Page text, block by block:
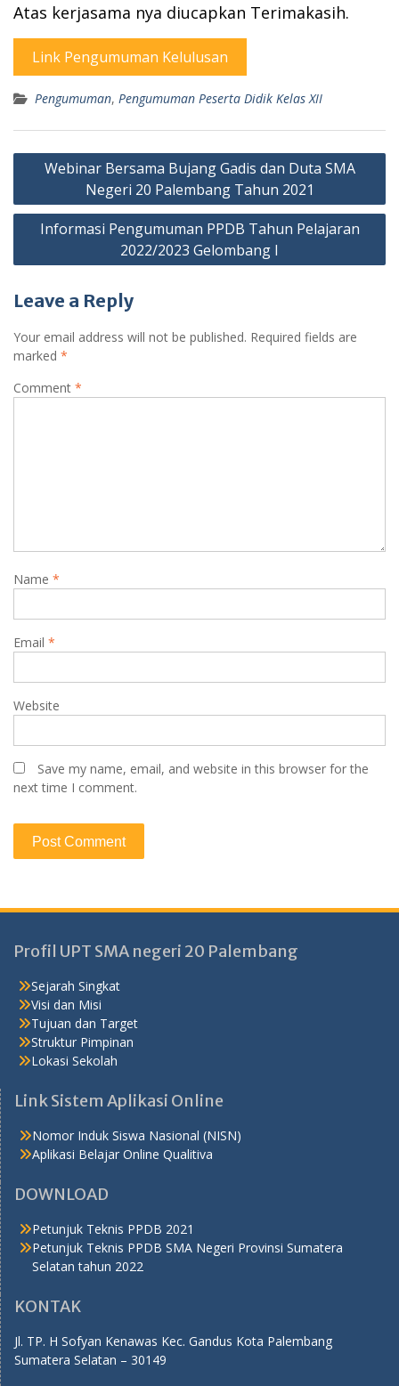
Atas kerjasama nya diucapkan Terimakasih.
Link Pengumuman Kelulusan
Pengumuman, Pengumuman Peserta Didik Kelas XII
Post
navigation
Webinar Bersama Bujang Gadis dan Duta SMA
Negeri 20 Palembang Tahun 2021
Informasi Pengumuman PPDB Tahun Pelajaran
2022/2023 Gelombang I
Leave a Reply
Your email address will not be published. Required fields are
marked *
Comment *
Name *
Email *
Website
Save my name, email, and website in this browser for the
next time I comment.
Profil UPT SMA negeri 20 Palembang
Sejarah Singkat
Visi dan Misi
Tujuan dan Target
Struktur Pimpinan
Lokasi Sekolah
Link Sistem Aplikasi Online
Nomor Induk Siswa Nasional (NISN)
Aplikasi Belajar Online Qualitiva
DOWNLOAD
Petunjuk Teknis PPDB 2021
Petunjuk Teknis PPDB SMA Negeri Provinsi Sumatera
Selatan tahun 2022
KONTAK
Jl. TP. H Sofyan Kenawas Kec. Gandus Kota Palembang
Sumatera Selatan – 30149